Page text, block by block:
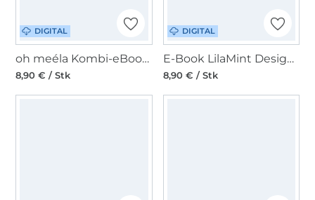
DIGITAL
oh meéla Kombi-eBook ohNanni
8,90 € / Stk
DIGITAL
E-Book LilaMint Design Kombi Handtasche Maine23
8,90 € / Stk